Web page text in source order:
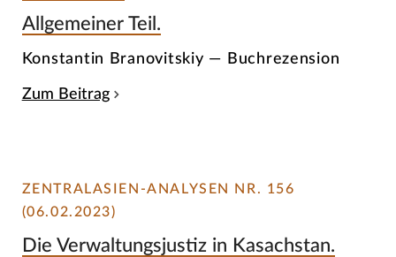
Allgemeiner Teil.
Konstantin Branovitskiy — Buchrezension
Zum Beitrag
ZENTRALASIEN-ANALYSEN NR. 156
(06.02.2023)
Die Verwaltungsjustiz in Kasachstan.